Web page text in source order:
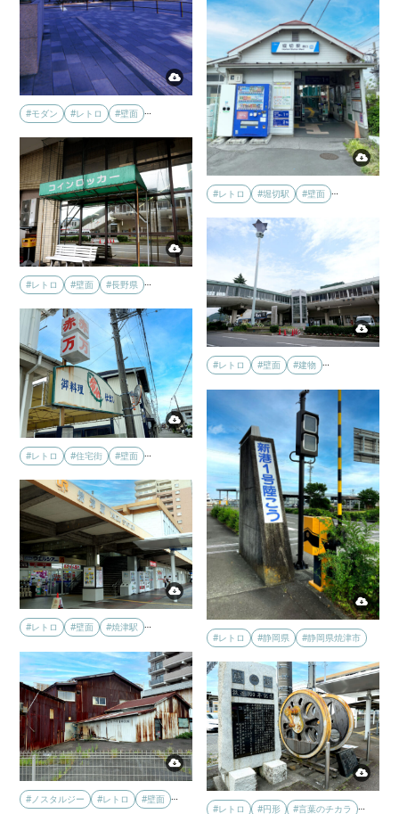
#モダン #レトロ #壁面
#レトロ #堀切駅 #壁面 …
#レトロ #壁面 #長野県 …
#レトロ #壁面 #建物 …
#レトロ #住宅街 #壁面 …
#レトロ #静岡県 #静岡県焼津市
#レトロ #壁面 #焼津駅 …
#ノスタルジー #レトロ #壁面
#レトロ
#円形 #言葉のチカラ …